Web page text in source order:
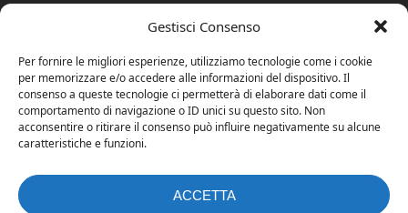
Gestisci Consenso
Per fornire le migliori esperienze, utilizziamo tecnologie come i cookie
per memorizzare e/o accedere alle informazioni del dispositivo. Il
consenso a queste tecnologie ci permetterà di elaborare dati come il
comportamento di navigazione o ID unici su questo sito. Non
acconsentire o ritirare il consenso può influire negativamente su alcune
caratteristiche e funzioni.
ACCETTA